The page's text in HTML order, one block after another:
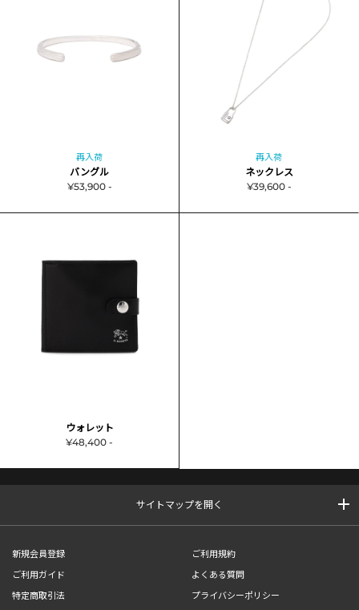
再入荷
バングル
¥53,900 -
再入荷
ネックレス
¥39,600 -
ウォレット
¥48,400 -
サイトマップを開く
新規会員登録
ご利用規約
ご利用ガイド
よくある質問
特定商取引法
プライバシーポリシー